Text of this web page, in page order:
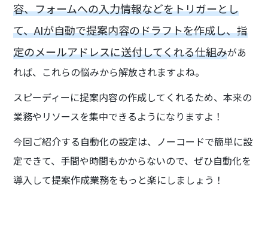
容、フォームへの入力情報などをトリガーとし
て、AIが自動で提案内容のドラフトを作成し、指
定のメールアドレスに送付してくれる仕組みがあ
れば、これらの悩みから解放されますよね。
スピーディーに提案内容の作成してくれるため、本来の
業務やリソースを集中できるようになりますよ！
今回ご紹介する自動化の設定は、ノーコードで簡単に設
定できて、手間や時間もかからないので、ぜひ自動化を
導入して提案作成業務をもっと楽にしましょう！